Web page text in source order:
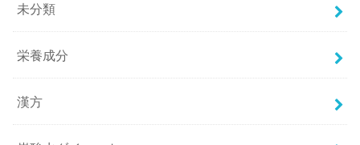
未分類
栄養成分
漢方